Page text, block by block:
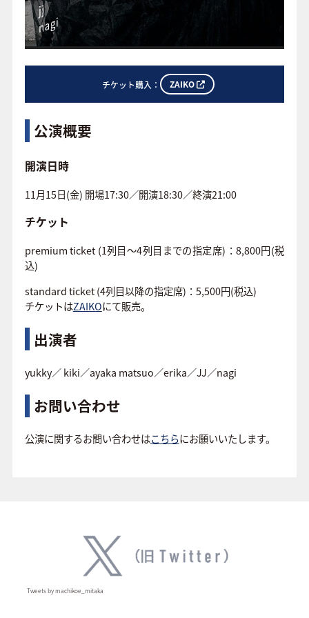
チケット購入： ZAIKO
公演概要
開演日時
11月15日(金) 開場17:30／開演18:30／終演21:00
チケット
premium ticket (1列目～4列目までの指定席)：8,800円(税
込)
standard ticket (4列目以降の指定席)：5,500円(税込)
チケットはZAIKOにて販売。
出演者
yukky／ kiki／ayaka matsuo／erika／JJ／nagi
お問い合わせ
公演に関するお問い合わせはこちらにお願いいたします。
Tweets by machikoe_mitaka